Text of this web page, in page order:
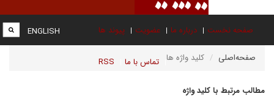
صفحه نخست درباره ما عضویت پیوند ها
تماس با ما RSS
ENGLISH
صفحه‌اصلی کلید واژه ها
مطالب مرتبط با کلید واژه